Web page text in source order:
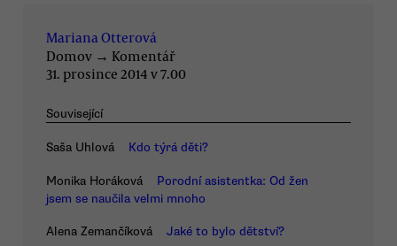
Mariana Otterová
Domov → Komentář
31. prosince 2014 v 7.00
Související
Saša Uhlová Kdo týrá děti?
Monika Horáková
Porodní asistentka: Od žen
jsem se naučila velmi mnoho
Alena Zemančíková Jaké to bylo dětství?